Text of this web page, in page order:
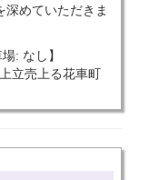
深めていただきま
: なし】
立売上る花車町